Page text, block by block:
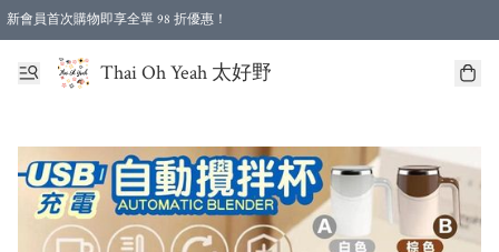
新會員首次購物即享全單 98 折優惠！
特選會員可享全單低至 96 折優惠！
Thai Oh Yeah 太好野